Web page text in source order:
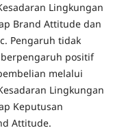
Lingkungan
Brand Attitude dan
Pengaruh tidak
positif
melalui
Lingkungan
Keputusan
Attitude.